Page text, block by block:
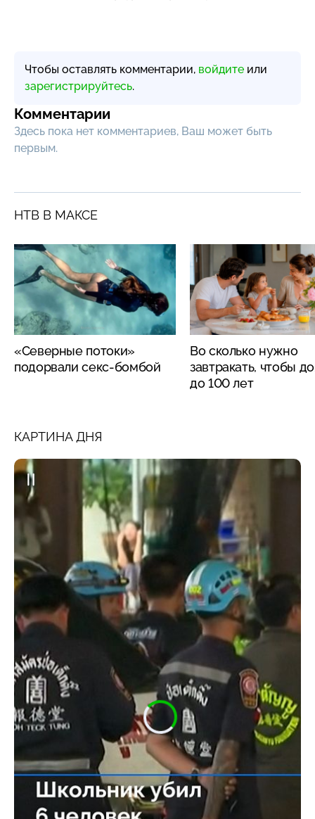
Чтобы оставлять комментарии, войдите или
зарегистрируйтесь.
Комментарии
Здесь пока нет комментариев, Ваш может быть
первым.
НТВ В МАКСЕ
«Северные потоки»
подорвали секс-бомбой
Во сколько нужно
завтракать, чтобы
до 100 лет
КАРТИНА ДНЯ